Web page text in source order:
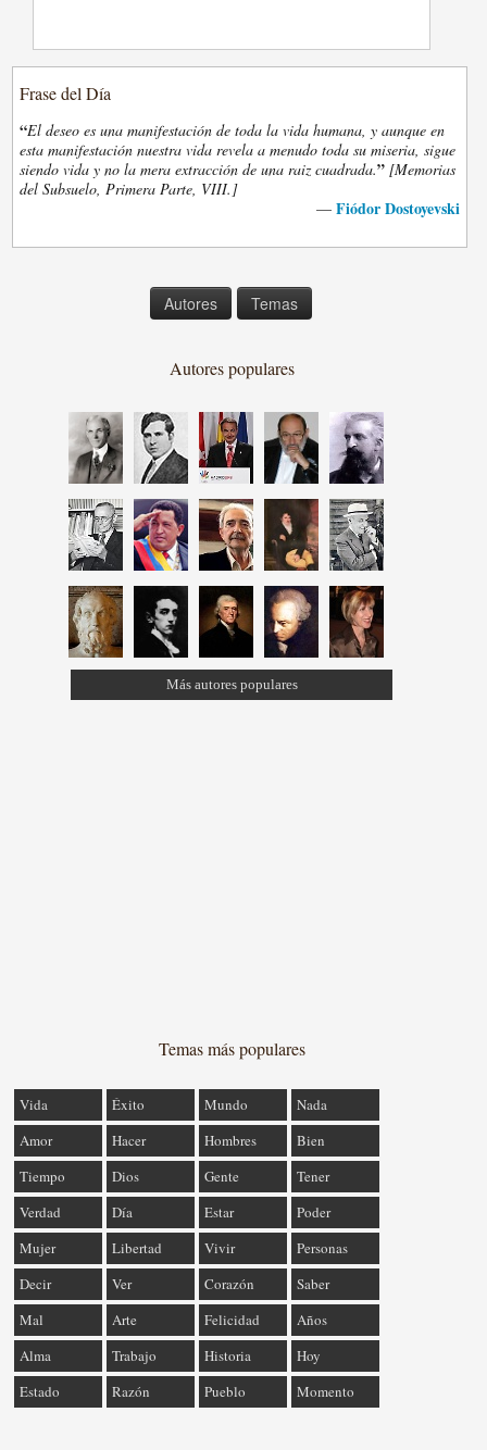
Frase del Día
“El deseo es una manifestación de toda la vida humana, y aunque en
esta manifestación nuestra vida revela a menudo toda su miseria, sigue
siendo vida y no la mera extracción de una raiz cuadrada.” [Memorias
del Subsuelo, Primera Parte, VIII.]
— Fiódor Dostoyevski
Autores Temas
Autores populares
Más autores populares
Temas más populares
Vida Éxito Mundo
Nada
Amor
Hacer Hombres
Bien
Tiempo
Dios Gente
Tener
Verdad
Día Estar
Poder
Mujer
Libertad Vivir
Personas
Decir
Ver Corazón
Saber
Mal
Arte Felicidad
Años
Alma
Trabajo Historia
Hoy
Estado
Razón Pueblo Momento